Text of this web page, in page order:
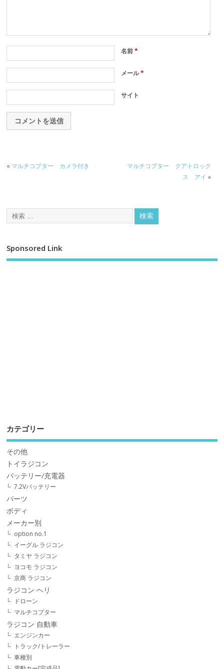
名前*
メール*
サイト
« マルチコプター カメラ付き
マルチコプター クアトロック
ス アイ »
Sponsored Link
カテゴリー
その他
トイラジコン
バッテリー/充電器
7.2Vバッテリー
パーツ
ボディ
メーカー別
option no.1
イーグル ラジコン
タミヤ ラジコン
ヨコモ ラジコン
京商 ラジコン
ラジコン ヘリ
ドローン
マルチコプター
ラジコン 自動車
エンジンカー
トラック/トレーラー
車種別